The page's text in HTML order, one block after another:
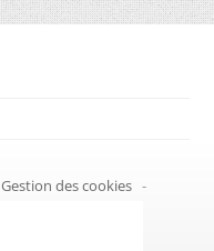
Gestion des cookies -